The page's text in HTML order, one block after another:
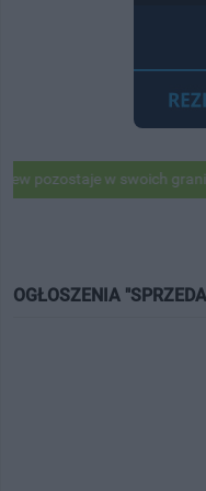
w swoich
OGŁOSZENIA